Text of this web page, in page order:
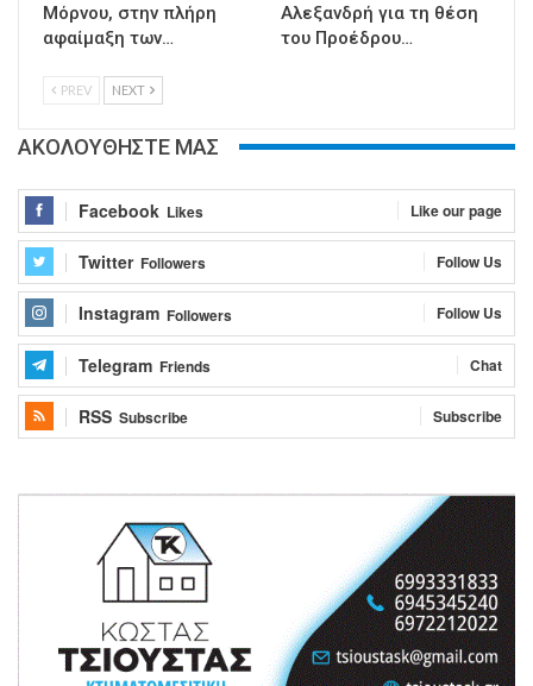
Μόρνου, στην πλήρη
αφαίμαξη των…
Αλεξανδρή για τη θέση
του Προέδρου…
PREV NEXT
ΑΚΟΛΟΥΘΗΣΤΕ ΜΑΣ
Facebook Likes Like our page
Twitter Followers Follow Us
Instagram Followers Follow Us
Telegram Friends Chat
RSS Subscribe Subscribe